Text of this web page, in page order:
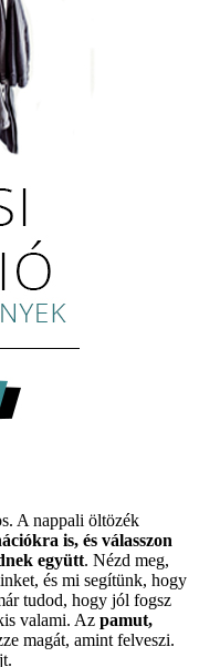
A nappali öltözék
is, és válasszon
együtt. Nézd meg,
és mi segítünk, hogy
tudod, hogy jól fogsz
valami. Az pamut,
magát, amint felveszi.